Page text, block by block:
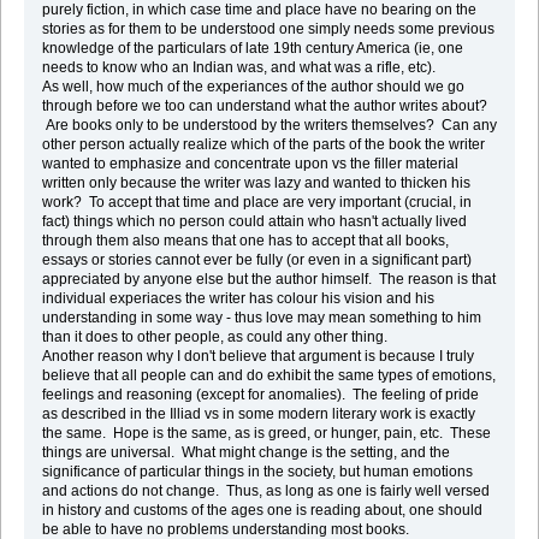
purely fiction, in which case time and place have no bearing on the
stories as for them to be understood one simply needs some previous
knowledge of the particulars of late 19th century America (ie, one
needs to know who an Indian was, and what was a rifle, etc).
As well, how much of the experiances of the author should we go
through before we too can understand what the author writes about?
Are books only to be understood by the writers themselves? Can any
other person actually realize which of the parts of the book the writer
wanted to emphasize and concentrate upon vs the filler material
written only because the writer was lazy and wanted to thicken his
work? To accept that time and place are very important (crucial, in
fact) things which no person could attain who hasn't actually lived
through them also means that one has to accept that all books,
essays or stories cannot ever be fully (or even in a significant part)
appreciated by anyone else but the author himself. The reason is that
individual experiaces the writer has colour his vision and his
understanding in some way - thus love may mean something to him
than it does to other people, as could any other thing.
Another reason why I don't believe that argument is because I truly
believe that all people can and do exhibit the same types of emotions,
feelings and reasoning (except for anomalies). The feeling of pride
as described in the Illiad vs in some modern literary work is exactly
the same. Hope is the same, as is greed, or hunger, pain, etc. These
things are universal. What might change is the setting, and the
significance of particular things in the society, but human emotions
and actions do not change. Thus, as long as one is fairly well versed
in history and customs of the ages one is reading about, one should
be able to have no problems understanding most books.